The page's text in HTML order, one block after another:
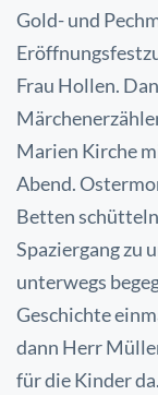
Gold- und
Frau Hollen.
Marien Kirche
Abend.
Betten
Spaziergang zu
unterwegs
Geschichte
dann Herr
für die Kinder